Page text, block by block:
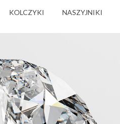
KOLCZYKI NASZYJNIKI